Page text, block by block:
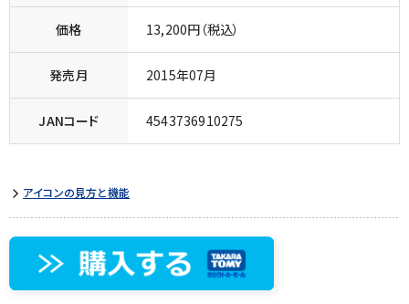
価格 13,200円（税込）
発売月 2015年07月
JANコード 4543736910275
アイコンの見方と機能